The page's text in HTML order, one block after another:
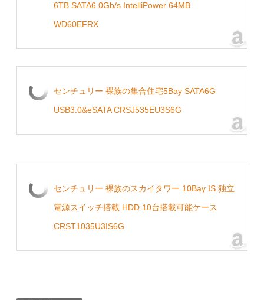
6TB SATA6.0Gb/s IntelliPower 64MB
WD60EFRX
センチュリー 裸族の集合住宅5Bay SATA6G
USB3.0&eSATA CRSJ535EU3S6G
センチュリー 裸族のスカイタワー 10Bay IS 独立
電源スイッチ搭載 HDD 10台搭載可能ケース
CRST1035U3IS6G